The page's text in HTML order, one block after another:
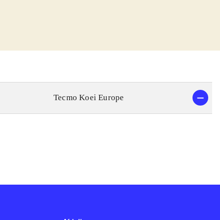
ud af at hun
bærer og
fremstille sine
godt ned iTecmo Koei Europe